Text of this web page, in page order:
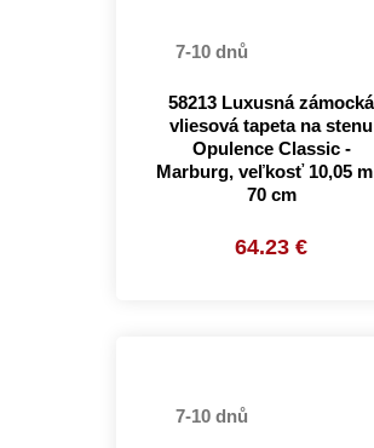
7-10 dnů
58213 Luxusná zámocká
vliesová tapeta na stenu
Opulence Classic -
Marburg, veľkosť 10,05
70 cm
64.23 €
7-10 dnů